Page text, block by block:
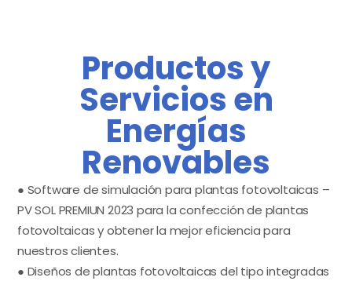
Productos y
Servicios en
Energías
Renovables​
● Software de simulación para plantas fotovoltaicas –
PV SOL PREMIUN 2023 para la confección de plantas
fotovoltaicas y obtener la mejor eficiencia para
nuestros clientes.
● Diseños de plantas fotovoltaicas del tipo integradas